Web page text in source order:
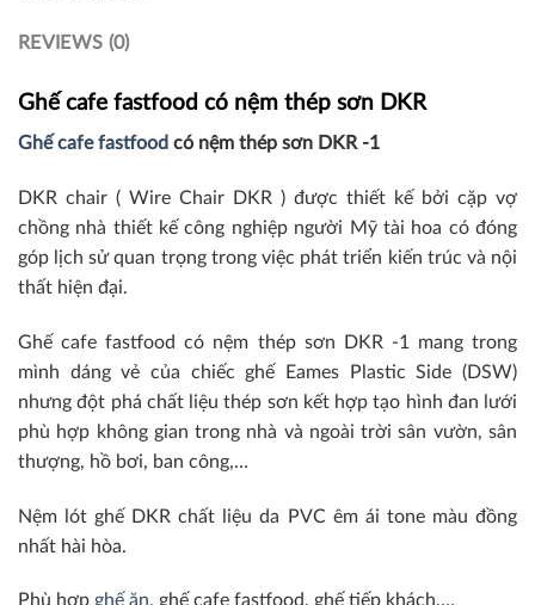
REVIEWS (0)
Ghế cafe fastfood có nệm thép sơn DKR
Ghế cafe fastfood có nệm thép sơn DKR -1
DKR chair ( Wire Chair DKR ) được thiết kế bởi cặp vợ
chồng nhà thiết kế công nghiệp người Mỹ tài hoa có đóng
góp lịch sử quan trọng trong việc phát triển kiến ​​trúc và nội
thất hiện đại.
Ghế cafe fastfood có nệm thép sơn DKR -1 mang trong
mình dáng vẻ của chiếc ghế Eames Plastic Side (DSW)
nhưng đột phá chất liệu thép sơn kết hợp tạo hình đan lưới
phù hợp không gian trong nhà và ngoài trời sân vườn, sân
thượng, hồ bơi, ban công,…
Nệm lót ghế DKR chất liệu da PVC êm ái tone màu đồng
nhất hài hòa.
Phù hợp ghế ăn, ghế cafe fastfood, ghế tiếp khách,…